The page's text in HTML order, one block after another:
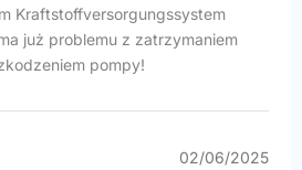
Kraftstoffversorgungssystem
już problemu z zatrzymaniem
pompy!
02/06/2025